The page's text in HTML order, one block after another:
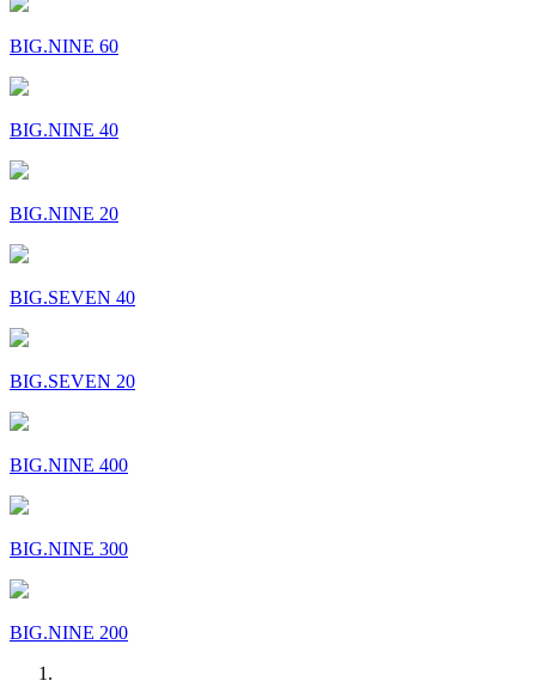
BIG.NINE 60
BIG.NINE 40
BIG.NINE 20
BIG.SEVEN 40
BIG.SEVEN 20
BIG.NINE 400
BIG.NINE 300
BIG.NINE 200